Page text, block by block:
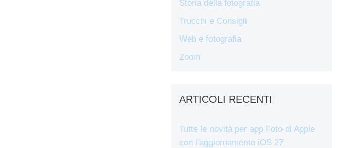
Storia della fotografia
Trucchi e Consigli
Web e fotografia
Zoom
ARTICOLI RECENTI
Tutte le novità per app Foto di Apple
con l’aggiornamento iOS 27